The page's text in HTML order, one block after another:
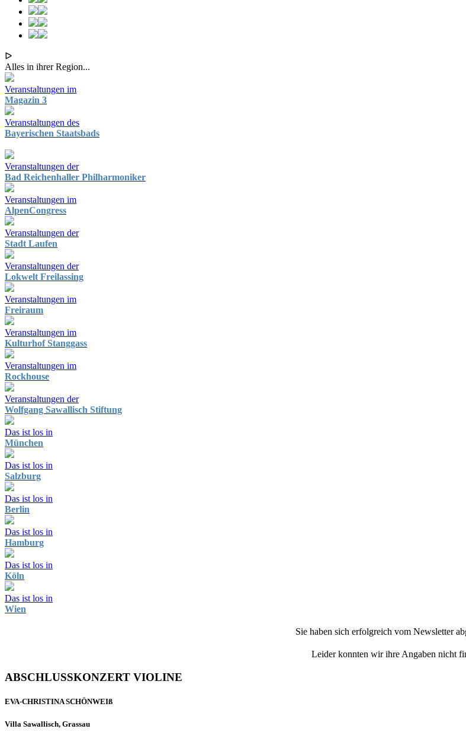
ᐅ
Alles in ihrer Region...
Veranstaltungen im
Magazin 3
Veranstaltungen des
Bayerischen Staatsbads
Veranstaltungen der
Bad Reichenhaller Philharmoniker
Veranstaltungen im
AlpenCongress
Veranstaltungen der
Stadt Laufen
Veranstaltungen der
Lokwelt Freilassing
Veranstaltungen im
Freiraum
Veranstaltungen im
Kulturhof Stanggass
Veranstaltungen im
Rockhouse
Veranstaltungen der
Wolfgang Sawallisch Stiftung
Das ist los in
München
Das ist los in
Salzburg
Das ist los in
Berlin
Das ist los in
Hamburg
Das ist los in
Köln
Das ist los in
Wien
Sie haben sich erfolgreich vom Newsletter
Leider konnten wir ihre Angaben nicht
ABSCHLUSSKONZERT VIOLINE
EVA-CHRISTINA SCHÖNWEIß
Villa Sawallisch, Grassau